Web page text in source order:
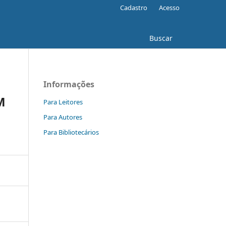
Buscar
Cadastro Acesso
Informações
Para Leitores
Para Autores
Para Bibliotecários